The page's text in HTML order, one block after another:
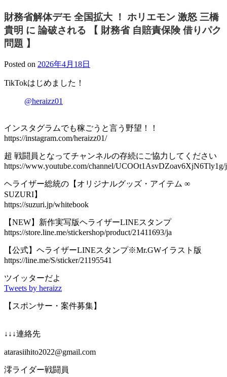
財務省解体デモ 全国拡大 ！ ホリエモン 激怒 三橋
貴明 に 論破される 【 財務省 自賠責保険 借りパク
問題 】
Posted on 2026年4月18日
TikTokはじめました！
@heraizz01
インスタグラムでも稼ごうと言う野望！！
https://instagram.com/heraizz01/
超 戦闘員となってチャンネルの存続にご協力してください
https://www.youtube.com/channel/UCOOt1AsvDZoav6XjN6Tly1g/
ヘライザー総統の【オリジナルグッズ・アイテム ∞
SUZURI】
https://suzuri.jp/whitebook
【NEW】新作実写版ヘライザーLINEスタンプ
https://store.line.me/stickershop/product/21411693/ja
【公式】ヘライザーLINEスタンプ※Mr.GWイラスト版
https://line.me/S/sticker/21195541
ツイッターだよ
Tweets by heraizz
【スポンサー・案件募集】
↓↓↓連絡先
atarasiihito2022@gmail.com
澪ライダー戦闘員